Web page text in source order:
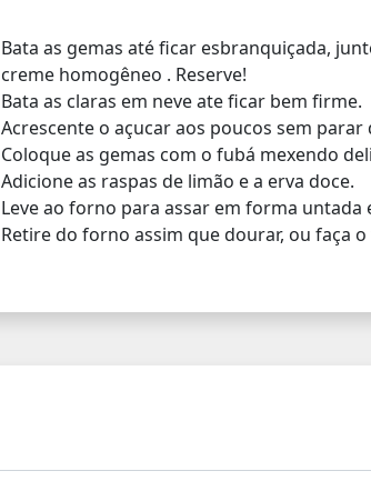
Bata as gemas até ficar esbranquiçada,
creme homogêneo . Reserve!
Bata as claras em neve ate ficar bem firme.
Acrescente o açucar aos poucos sem
Coloque as gemas com o fubá mexendo
Adicione as raspas de limão e a erva doce.
Leve ao forno para assar em forma untada
Retire do forno assim que dourar, ou faça